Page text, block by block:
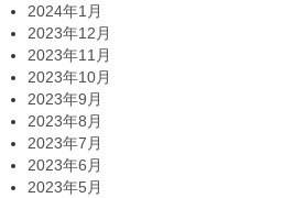
2024年1月
2023年12月
2023年11月
2023年10月
2023年9月
2023年8月
2023年7月
2023年6月
2023年5月